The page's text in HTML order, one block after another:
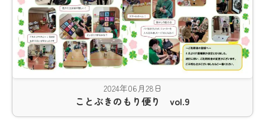
2024年06月28日
ことぶきのもり便り vol.9